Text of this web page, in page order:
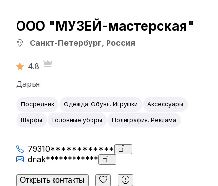
ООО "МУЗЕЙ-мастерская"
Санкт-Петербург, Россия
4.8
Дарья
Посредник Одежда. Обувь. Игрушки Аксессуары
Шарфы Головные уборы Полиграфия. Реклама
79310************
dnak************
Открыть контакты